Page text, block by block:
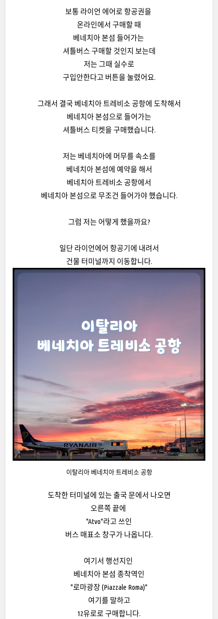
보통 라이언 에어로 항공권을
온라인에서 구매할 때
베네치아 본섬 들어가는
셔틀버스 구매할 것인지 보는데
저는 그때 실수로
구입안한다고 버튼을 눌렸어요.
그래서 결국 베네치아 트레비소 공항에 도착해서
베네치아 본섬으로 들어가는
셔틀버스 티켓을 구매했습니다.
저는 베네치아에 머무를 속소를
베네치아 본섬에 예약을 해서
베네치아 트레비소 공항에서
베네치아 본섬으로 무조건 들어가야 했습니다.
그럼 저는 어떻게 했을까요?
일단 라이언에어 항공기에 내려서
건물 터미널까지 이동합니다.
이탈리아 베네치아 트레비소 공항
도착한 터미널에 있는 출국 문에서 나오면
오른쪽 끝에
"Atvo"라고 쓰인
버스 매표소 창구가 나옵니다.
여기서 행선지인
베네치아 본섬 종착역인
"로마광장 (Piazzale Roma)"
여기를 말하고
12유로로 구매합니다.